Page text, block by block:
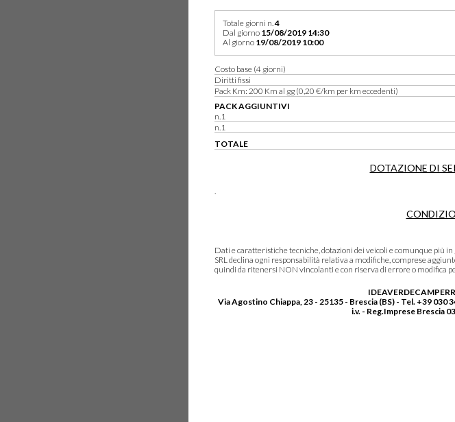
Totale giorni n.4
Dal giorno 15/08/2019 14:30
Al giorno 19/08/2019 10:00
Costo base (4 giorni)
Diritti fissi
Pack Km: 200 Km al gg (0,20 €/km per km eccedenti)
PACK AGGIUNTIVI
n.1
n.1
TOTALE
DOTAZIONE DI
Dati e caratteristiche tecniche, dotazioni dei veicoli e comunque più
SRL declina ogni responsabilità relativa a modifiche, comprese
quindi da ritenersi NON vincolanti e con riserva di errore o modifica
Via Agostino Chiappa, 23 - 25135 - Brescia (BS) - Tel. +39 030
i.v. - Reg.Imprese Brescia